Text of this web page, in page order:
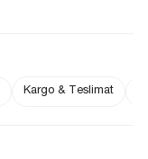
Kargo & Teslimat